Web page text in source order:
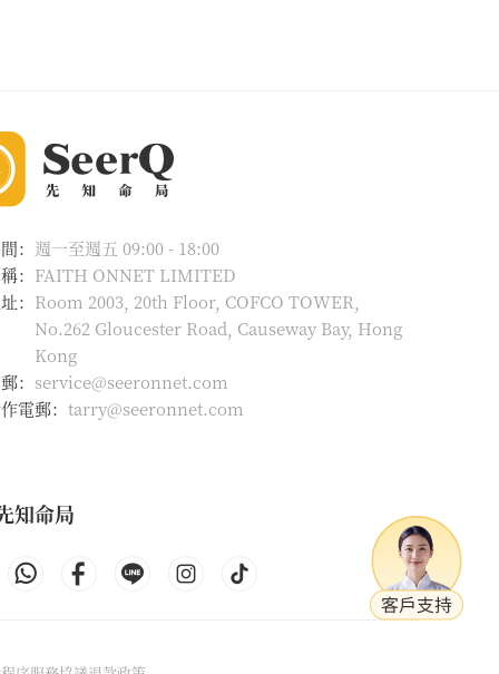
： 週一至週五 09:00 - 18:00
： FAITH ONNET LIMITED
： Room 2003, 20th Floor, COFCO TOWER,
No.262 Gloucester Road, Causeway Bay, Hong
Kong
： service@seeronnet.com
電郵： tarry@seeronnet.com
知命局